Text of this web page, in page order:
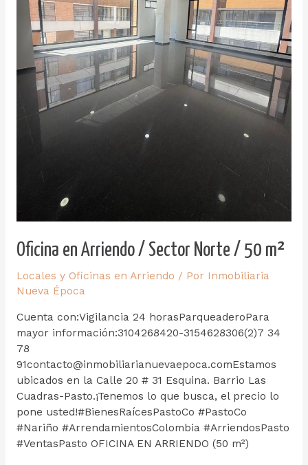
Oficina en Arriendo / Sector Norte / 50 m²
Locales y Oficinas en Arriendo / Por Inmobiliaria
Nueva Época
Cuenta con:Vigilancia 24 horasParqueaderoPara
mayor información:3104268420-3154628306(2)7 34
78
91contacto@inmobiliarianuevaepoca.comEstamos
ubicados en la Calle 20 # 31 Esquina. Barrio Las
Cuadras-Pasto.¡Tenemos lo que busca, el precio lo
pone usted!#BienesRaícesPastoCo #PastoCo
#Nariño #ArrendamientosColombia #ArriendosPasto
#VentasPasto OFICINA EN ARRIENDO (50 m²)